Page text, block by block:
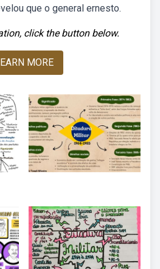
que o general ernesto.
click the button below.
MORE